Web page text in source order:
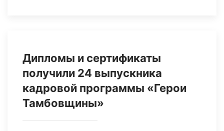
Дипломы и сертификаты
получили 24 выпускника
кадровой программы «Герои
Тамбовщины»